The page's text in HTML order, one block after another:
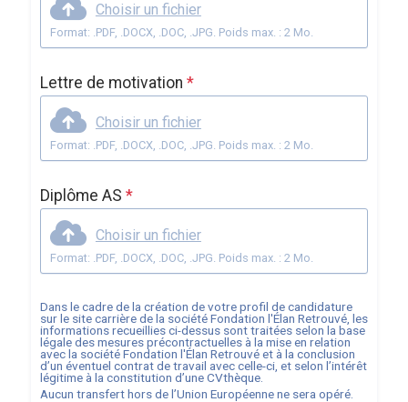
Choisir un fichier
Format: .PDF, .DOCX, .DOC, .JPG. Poids max. : 2 Mo.
Lettre de motivation *
Choisir un fichier
Format: .PDF, .DOCX, .DOC, .JPG. Poids max. : 2 Mo.
Diplôme AS *
Choisir un fichier
Format: .PDF, .DOCX, .DOC, .JPG. Poids max. : 2 Mo.
Dans le cadre de la création de votre profil de candidature
sur le site carrière de la sociétéFondation l'Élan Retrouvé, les
informations recueillies ci-dessus sont traitées selon la base
légale des mesures précontractuelles à la mise en relation
avec la sociétéFondation l'Élan Retrouvéet à la conclusion
d’un éventuel contrat de travail avec celle-ci, et selon l’intérêt
légitime à la constitution d’une CVthèque.
Aucun transfert hors de l’Union Européenne ne sera opéré.